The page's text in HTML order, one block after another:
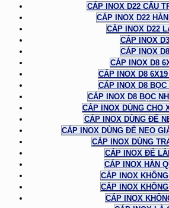
CÁP INOX D22 CẤU
CÁP INOX D22
CÁP INOX D22
CÁP INOX D3
CÁP INOX D8
CÁP INOX D8
CÁP INOX D8
CÁP INOX D8 BỌC
CÁP INOX D8 BỌC
CÁP INOX DÙNG CHO
CÁP INOX DÙNG ĐỂ
CÁP INOX DÙNG ĐỂ NEO
CÁP INOX DÙNG
CÁP INOX ĐỂ
CÁP INOX HÀN
CÁP INOX
CÁP INOX
CÁP INOX